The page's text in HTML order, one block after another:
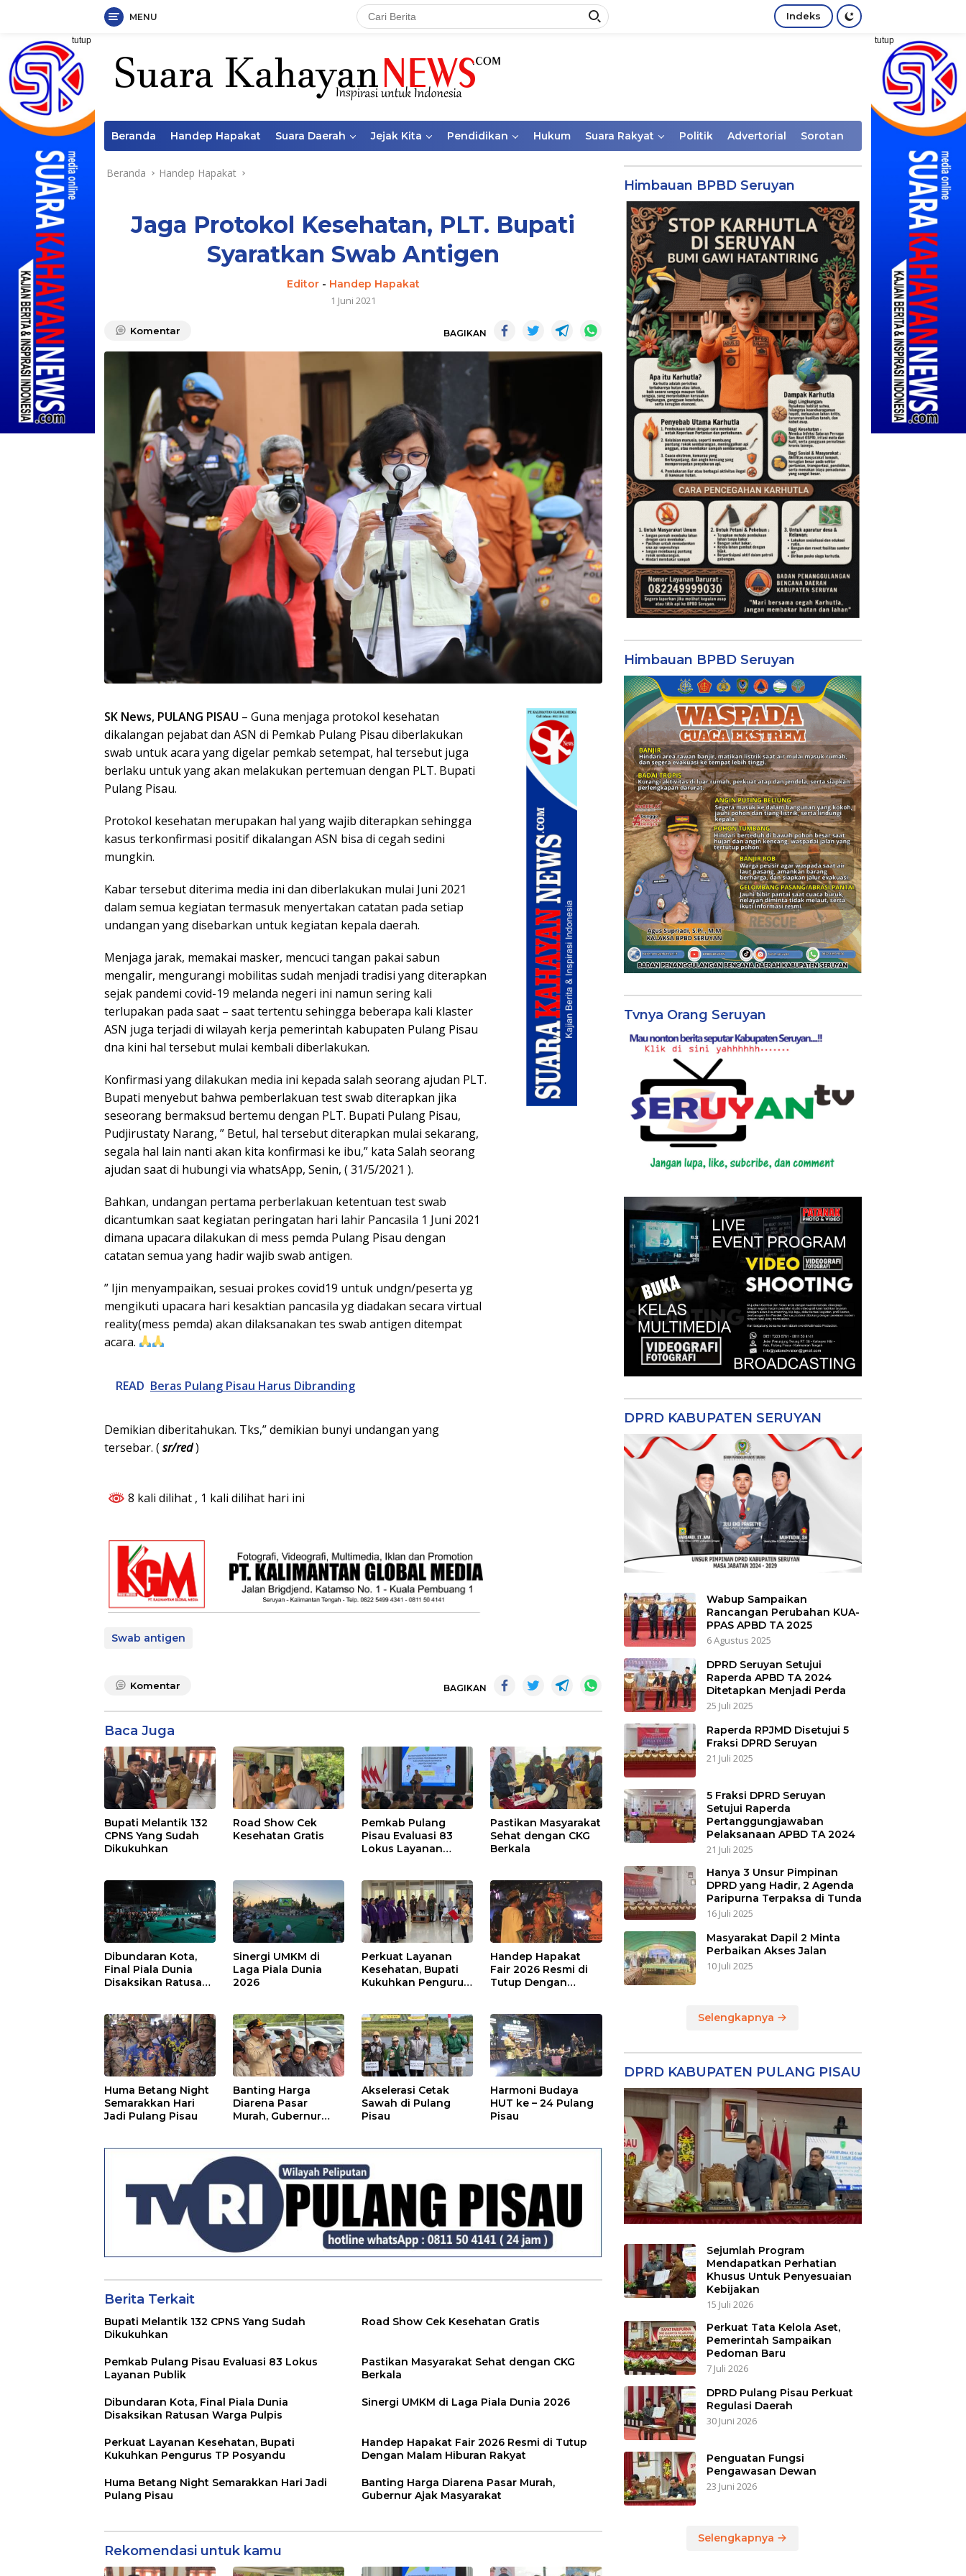
Langsung
konten
MENU Indeks
tutup tutup
Beranda Handep Hapakat Suara Daerah Jejak Kita Pendidikan Hukum Suara Rakyat Politik Advertorial Sorotan
Beranda Handep Hapakat
Jaga Protokol Kesehatan, PLT. Bupati
Syaratkan Swab Antigen
Editor- Handep Hapakat
1 Juni 2021
Komentar BAGIKAN
SK News, PULANG PISAU – Guna menjaga protokol kesehatan
dikalangan pejabat dan ASN di Pemkab Pulang Pisau diberlakukan
swab untuk acara yang digelar pemkab setempat, hal tersebut juga
berlaku untuk yang akan melakukan pertemuan dengan PLT. Bupati
Pulang Pisau.
Protokol kesehatan merupakan hal yang wajib diterapkan sehingga
kasus terkonfirmasi positif dikalangan ASN bisa di cegah sedini
mungkin.
Kabar tersebut diterima media ini dan diberlakukan mulai Juni 2021
dalam semua kegiatan termasuk menyertakan catatan pada setiap
undangan yang disebarkan untuk kegiatan kepala daerah.
Menjaga jarak, memakai masker, mencuci tangan pakai sabun
mengalir, mengurangi mobilitas sudah menjadi tradisi yang diterapkan
sejak pandemi covid-19 melanda negeri ini namun sering kali
terlupakan pada saat – saat tertentu sehingga beberapa kali klaster
ASN juga terjadi di wilayah kerja pemerintah kabupaten Pulang Pisau
dna kini hal tersebut mulai kembali diberlakukan.
Konfirmasi yang dilakukan media ini kepada salah seorang ajudan PLT.
Bupati menyebut bahwa pemberlakuan test swab diterapkan jika
seseorang bermaksud bertemu dengan PLT. Bupati Pulang Pisau,
Pudjirustaty Narang, ” Betul, hal tersebut diterapkan mulai sekarang,
segala hal lain nanti akan kita konfirmasi ke ibu,” kata Salah seorang
ajudan saat di hubungi via whatsApp, Senin, ( 31/5/2021 ).
Bahkan, undangan pertama perberlakuan ketentuan test swab
dicantumkan saat kegiatan peringatan hari lahir Pancasila 1 Juni 2021
dimana upacara dilakukan di mess pemda Pulang Pisau dengan
catatan semua yang hadir wajib swab antigen.
” Ijin menyampaikan, sesuai prokes covid19 untuk undgn/peserta yg
mengikuti upacara hari kesaktian pancasila yg diadakan secara virtual
reality(mess pemda) akan dilaksanakan tes swab antigen ditempat
acara.
READ Beras Pulang Pisau Harus Dibranding
Demikian diberitahukan. Tks,” demikian bunyi undangan yang
tersebar. (sr/red)
8 kali dilihat , 1 kali dilihat hari ini
Swab antigen
Komentar BAGIKAN
Baca Juga
Bupati Melantik 132
CPNS Yang Sudah
Dikukuhkan
Road Show Cek
Kesehatan Gratis
Pemkab Pulang
Pisau Evaluasi 83
Lokus Layanan
Pastikan Masyarakat
Sehat dengan CKG
Berkala
Dibundaran Kota,
Final Piala Dunia
Disaksikan Ratusan
Sinergi UMKM di
Laga Piala Dunia
2026
Perkuat Layanan
Kesehatan, Bupati
Kukuhkan Pengurus
Handep Hapakat
Fair 2026 Resmi di
Tutup Dengan
Huma Betang Night
Semarakkan Hari
Jadi Pulang Pisau
Banting Harga
Diarena Pasar
Murah, Gubernur
Akselerasi Cetak
Sawah di Pulang
Pisau
Harmoni Budaya
HUT ke – 24 Pulang
Pisau
Berita Terkait
Bupati Melantik 132 CPNS Yang Sudah
Dikukuhkan
Road Show Cek Kesehatan Gratis
Pemkab Pulang Pisau Evaluasi 83 Lokus
Layanan Publik
Pastikan Masyarakat Sehat dengan CKG
Berkala
Dibundaran Kota, Final Piala Dunia
Disaksikan Ratusan Warga Pulpis
Sinergi UMKM di Laga Piala Dunia 2026
Perkuat Layanan Kesehatan, Bupati
Kukuhkan Pengurus TP Posyandu
Handep Hapakat Fair 2026 Resmi di Tutup
Dengan Malam Hiburan Rakyat
Huma Betang Night Semarakkan Hari Jadi
Pulang Pisau
Banting Harga Diarena Pasar Murah,
Gubernur Ajak Masyarakat
Rekomendasi untuk kamu
Himbauan BPBD Seruyan
Himbauan BPBD Seruyan
Tvnya Orang Seruyan
DPRD KABUPATEN SERUYAN
Wabup Sampaikan
Rancangan Perubahan KUA-
PPAS APBD TA 2025
6 Agustus 2025
DPRD Seruyan Setujui
Raperda APBD TA 2024
Ditetapkan Menjadi Perda
25 Juli 2025
Raperda RPJMD Disetujui 5
Fraksi DPRD Seruyan
21 Juli 2025
5 Fraksi DPRD Seruyan
Setujui Raperda
Pertanggungjawaban
Pelaksanaan APBD TA 2024
21 Juli 2025
Hanya 3 Unsur Pimpinan
DPRD yang Hadir, 2 Agenda
Paripurna Terpaksa di Tunda
16 Juli 2025
Masyarakat Dapil 2 Minta
Perbaikan Akses Jalan
10 Juli 2025
Selengkapnya
DPRD KABUPATEN PULANG PISAU
Sejumlah Program
Mendapatkan Perhatian
Khusus Untuk Penyesuaian
Kebijakan
15 Juli 2026
Perkuat Tata Kelola Aset,
Pemerintah Sampaikan
Pedoman Baru
7 Juli 2026
DPRD Pulang Pisau Perkuat
Regulasi Daerah
30 Juni 2026
Penguatan Fungsi
Pengawasan Dewan
23 Juni 2026
Selengkapnya